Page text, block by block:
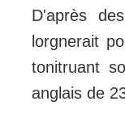
D'après
lorgnerait
tonitruant
anglais de